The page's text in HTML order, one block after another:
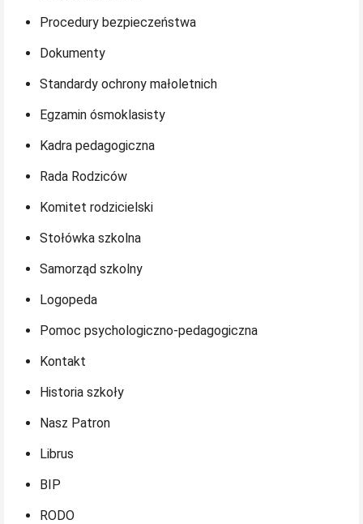
Procedury bezpieczeństwa
Dokumenty
Standardy ochrony małoletnich
Egzamin ósmoklasisty
Kadra pedagogiczna
Rada Rodziców
Komitet rodzicielski
Stołówka szkolna
Samorząd szkolny
Logopeda
Pomoc psychologiczno-pedagogiczna
Kontakt
Historia szkoły
Nasz Patron
Librus
BIP
RODO